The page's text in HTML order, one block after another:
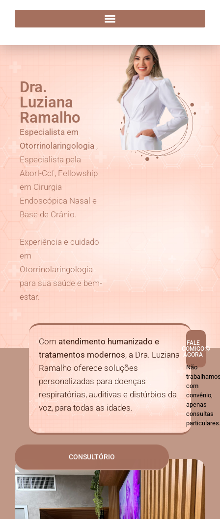
Dra. Luziana Ramalho
Dra.
Luziana
Ramalho
Especialista em
Otorrinolaringologia ,
Especialista pela
Aborl-Ccf, Fellowship
em Cirurgia
Endoscópica Nasal e
Base de Crânio.
Experiência e cuidado
em
Otorrinolaringologia
para sua saúde e bem-
estar.
Com atendimento humanizado e
tratamentos modernos, a Dra. Luziana
Ramalho oferece soluções
personalizadas para doenças
respiratórias, auditivas e distúrbios da
voz, para todas as idades.
FALE
COMIGO
AGORA
Não
com
convênio,
apenas
consultas
particulares.
CONSULTÓRIO